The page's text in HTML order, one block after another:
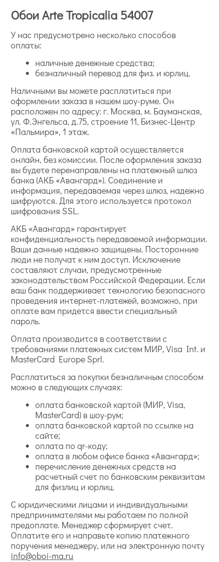
Обои Arte Tropicalia 54007
У нас предусмотрено несколько способов
оплаты:
наличные денежные средства;
безналичный перевод для физ. и юрлиц.
Наличными вы можете расплатиться при
оформлении заказа в нашем шоу-руме. Он
расположен по адресу: г. Москва, м. Бауманская,
ул. Ф.Энгельса, д.75, строение 11, Бизнес-Центр
«Пальмира», 1 этаж.
Оплата банковской картой осуществляется
онлайн, без комиссии. После оформления заказа
вы будете перенаправлены на платежный шлюз
банка (АКБ «Авангард»). Соединение и
информация, передаваемая через шлюз, надежно
шифруются. Для этого используется протокол
шифрования SSL.
АКБ «Авангард» гарантирует
конфиденциальность передаваемой информации.
Ваши данные надежно защищены. Посторонние
люди не получат к ним доступ. Исключение
составляют случаи, предусмотренные
законодательством Российской Федерации. Если
ваш банк поддерживает технологию безопасного
проведения интернет-платежей, возможно, при
оплате вам придется ввести специальный
пароль.
Оплата производится в соответствии с
требованиями платежных систем МИР, Visa Int. и
MasterCard Europe Sprl.
Расплатиться за покупки безналичным способом
можно в следующих случаях:
оплата банковской картой (МИР, Visa,
MasterCard) в шоу-рум;
оплата банковской картой по ссылке на
сайте;
оплата по qr-коду;
оплата в любом офисе банка «Авангард»;
перечисление денежных средств на
расчетный счет по банковским реквизитам
для физлиц и юрлиц.
С юридическими лицами и индивидуальными
предпринимателями мы работаем по полной
предоплате. Менеджер сформирует счет.
Оплатите его и направьте копию платежного
поручения менеджеру, или на электронную почту
info@oboi-ma.ru